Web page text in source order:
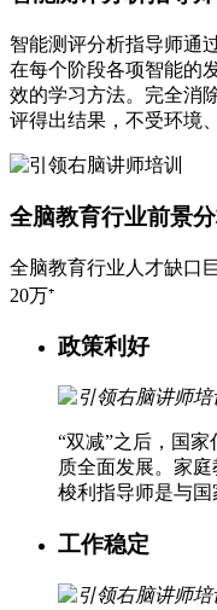
智能测评分析指导师通
在每个阶段各项智能的
效的学习方法。完全消
评得出结果，不受环境
全脑教育行业前景
全脑教育行业人才缺口
20万⁺
政策利好
“双减”之后，国
质全面发展。家
梭利指导师是与国
工作稳定